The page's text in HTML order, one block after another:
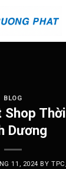
BLOG
Shop
Dương
11, 2024 BY